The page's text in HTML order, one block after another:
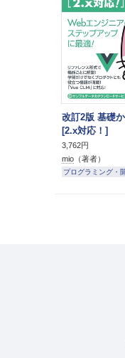
改訂2版 基礎
[2.x対応！]
3,762円
mio （著者）
プログラミング・